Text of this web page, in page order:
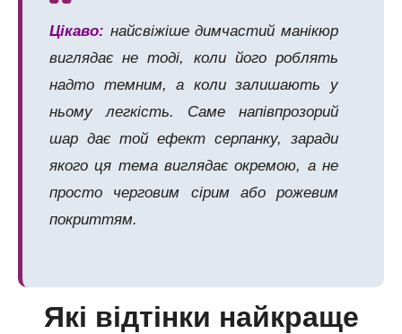
Цікаво: найсвіжіше димчастий манікюр
виглядає не тоді, коли його роблять
надто темним, а коли залишають у
ньому легкість. Саме напівпрозорий
шар дає той ефект серпанку, заради
якого ця тема виглядає окремою, а не
просто черговим сірим або рожевим
покриттям.
Які відтінки найкраще